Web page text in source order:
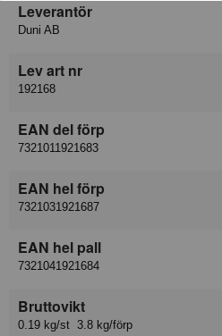
Leverantör
Duni AB
Lev art nr
192168
EAN del förp
7321011921683
EAN hel förp
7321031921687
EAN hel pall
7321041921684
Bruttovikt
0.19 kg/st 3.8 kg/förp